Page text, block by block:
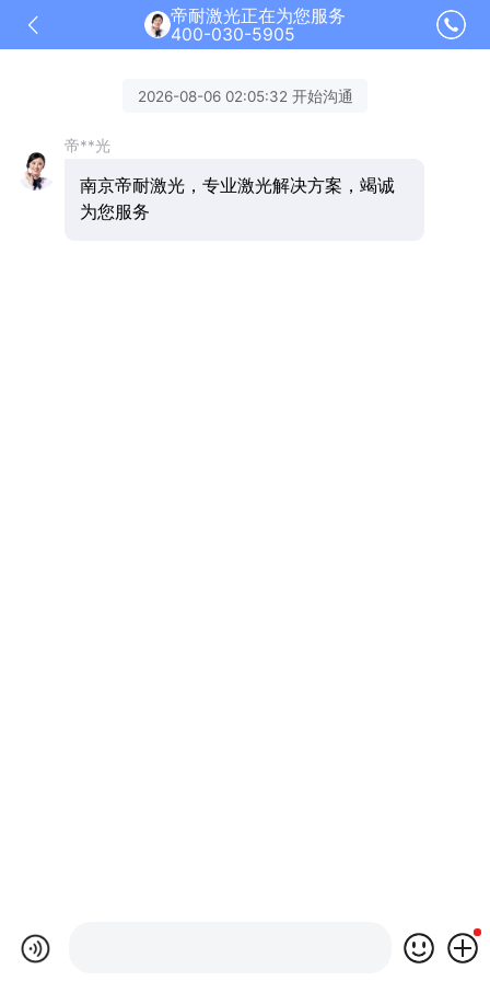
帝耐激光正在为您服务
400-030-5905
2026-08-06 02:05:32 开始沟通
帝**光
南京帝耐激光，专业激光解决方案，竭诚
为您服务